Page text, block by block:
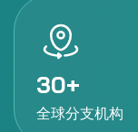
30
全球分支机构